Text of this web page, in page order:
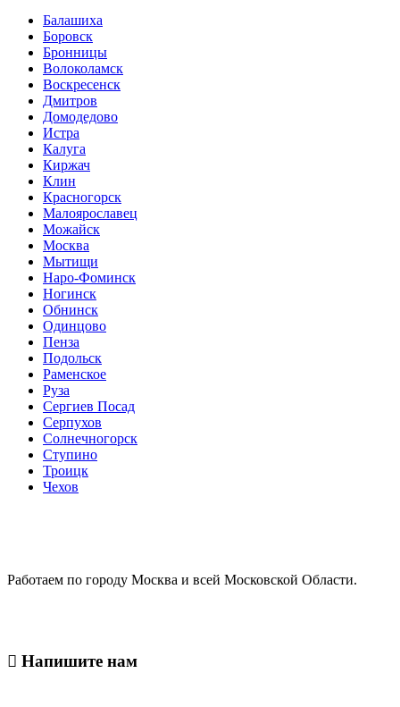
Балашиха
Боровск
Бронницы
Волоколамск
Воскресенск
Дмитров
Домодедово
Истра
Калуга
Киржач
Клин
Красногорск
Малоярославец
Можайск
Москва
Мытищи
Наро-Фоминск
Ногинск
Обнинск
Одинцово
Пенза
Подольск
Раменское
Руза
Сергиев Посад
Серпухов
Солнечногорск
Ступино
Троицк
Чехов
Работаем по городу Москва и всей Московской Области.
Напишите нам